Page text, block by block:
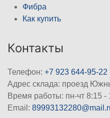
Фибра
Как купить
Контакты
Телефон: +7 923 644-95-22
Адрес склада: проезд
Время работы: пн-чт 8:15 -
Email: